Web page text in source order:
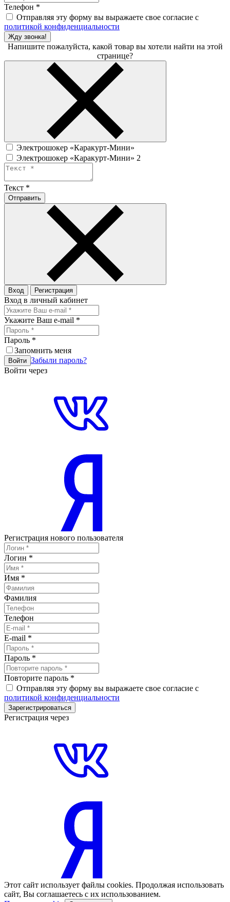
Телефон *
Отправляя эту форму вы выражаете свое согласие с
политикой конфиденциальности
Жду звонка!
Напишите пожалуйста, какой товар вы хотели найти на этой
странице?
Электрошокер «Каракурт-Мини»
Электрошокер «Каракурт-Мини» 2
Текст *
Отправить
Вход Регистрация
Вход в личный кабинет
Укажите Ваш e-mail *
Пароль *
Запомнить меня
Войти Забыли пароль?
Войти через
Регистрация нового пользователя
Логин *
Имя *
Фамилия
Телефон
E-mail *
Пароль *
Повторите пароль *
Отправляя эту форму вы выражаете свое согласие с
политикой конфиденциальности
Зарегистрироваться
Регистрация через
Этот сайт использует файлы cookies. Продолжая использовать
сайт, Вы соглашаетесь с их использованием.